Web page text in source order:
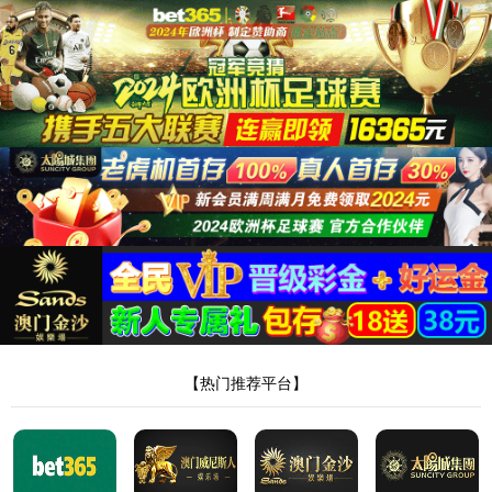
首页
公司简介
解决方案
智能制造配套加工 机器人及自动化 管/棒端加工自动化
子与智能化工程
新闻中心
联系我们
首页
>
电子与智能化工程